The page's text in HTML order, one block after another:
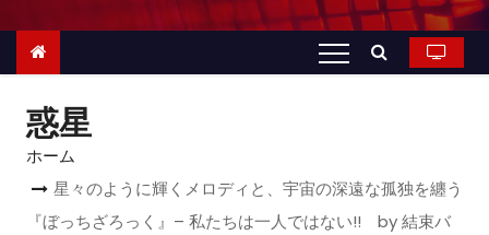
惑星
ホーム
星々のように輝くメロディと、宇宙の深遠な孤独を纏う
『ぼっちざろっく』– 私たちは一人ではない!! by 結束バ